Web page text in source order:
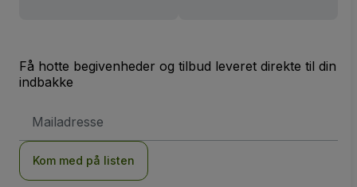
Få hotte begivenheder og tilbud leveret direkte til din
indbakke
adresse
Kom med på listen